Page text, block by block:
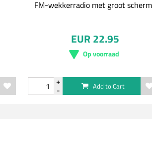
FM-wekkerradio met groot scherm
EUR 22.95
Op voorraad
Add to Cart